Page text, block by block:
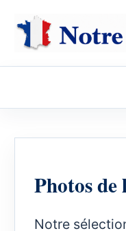
Photos
Notre